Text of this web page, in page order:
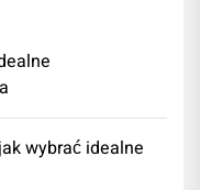
wybrać idealne